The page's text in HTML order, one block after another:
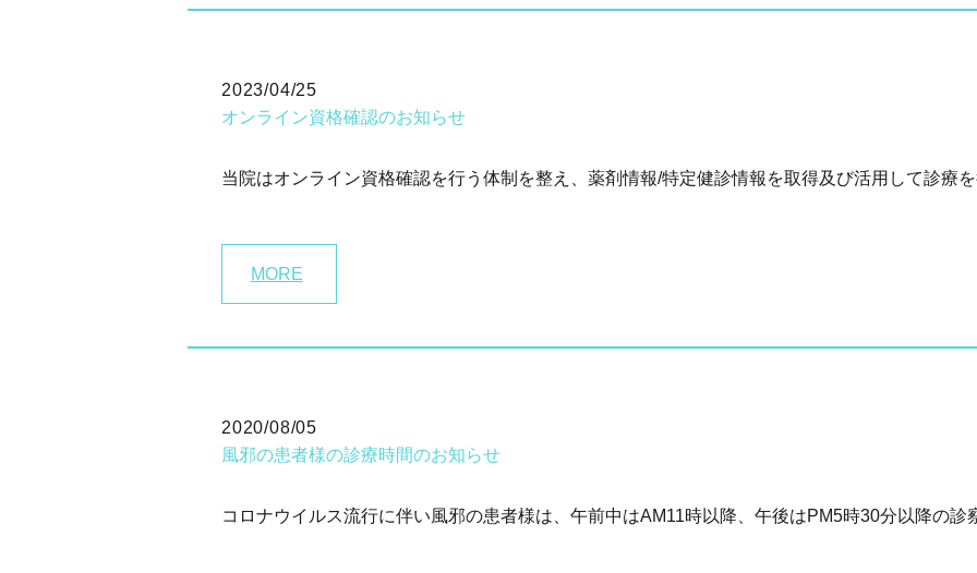
2023/04/25
オンライン資格確認のお知らせ
当院はオンライン資格確認を行う体制を整え、薬剤情報/特定健診情報を取得及び活用して診療を
MORE
2020/08/05
風邪の患者様の診療時間のお知らせ
コロナウイルス流行に伴い風邪の患者様は、午前中はAM11時以降、午後はPM5時30分以降の